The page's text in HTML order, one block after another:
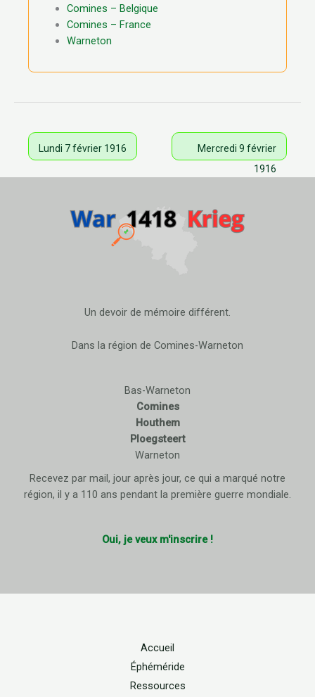
Comines – Belgique
Comines – France
Warneton
Lundi 7 février 1916
Mercredi 9 février
1916
Un devoir de mémoire différent.
Dans la région de Comines-Warneton
Bas-Warneton
Comines
Houthem
Ploegsteert
Warneton
Recevez par mail, jour après jour, ce qui a marqué notre
région, il y a 110 ans pendant la première guerre mondiale.
Oui, je veux m'inscrire !
Accueil
Éphéméride
Ressources